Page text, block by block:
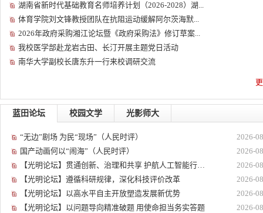
湖南省新时代基础教育名师培养计划（2026-2028）湖...
体育学院刘文锋教授团队在抗阻运动缓解阿尔茨海默...
2026年政府采购湘江论坛暨《政府采购法》修订草案...
我校医学部赴龙岩古田、长汀开展主题党日活动
南华大学副校长唐东升一行来校调研交流
蓝田论坛 校园文学 光影师大
2026-
“无边”剧场 为民“现场”（人民时评）
2026-
国产动画何以“闹海”（人民时评）
2026-
【光明论坛】贯通创新、治理和共享 护航人工智能行…
2026-
【光明论坛】遵循科研规律，深化科技评价改革
2026-
【光明论坛】以高水平自主开放塑造发展新优势
2026-
【光明论坛】以问题导向精准破题 用使命担当务实答题